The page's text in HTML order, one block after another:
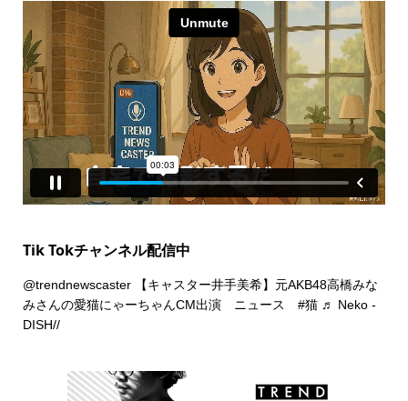
Tik Tokチャンネル配信中
@trendnewscaster【キャスター井手美希】元AKB48高橋みな
みさんの愛猫にゃーちゃんCM出演 ニュース #猫 ♬ Neko -
DISH//